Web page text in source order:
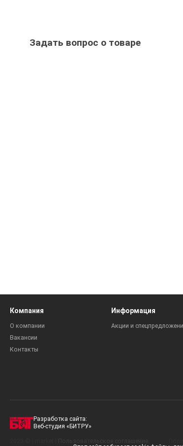
Задать вопрос о товаре
Компания
О компании
Вакансии
Контакты
Информация
Акции и
Разработка сайта:
Веб-студия «БИТРУ»